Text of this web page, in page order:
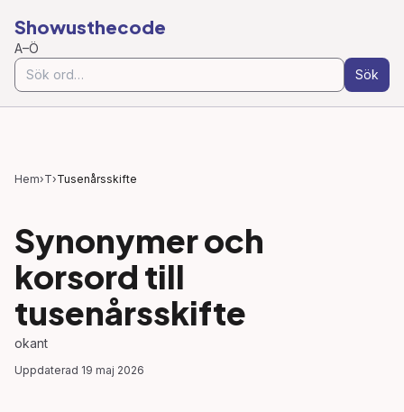
Showusthecode
A–Ö
Sök
Hem›T›Tusenårsskifte
Synonymer och
korsord till
tusenårsskifte
okant
Uppdaterad 19 maj 2026